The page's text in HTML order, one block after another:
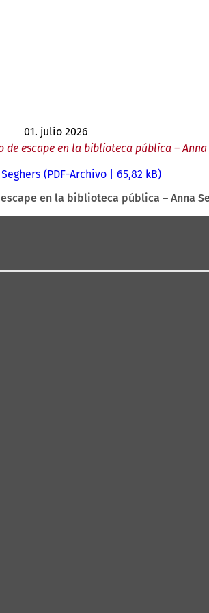
01. julio 2026
de escape en la biblioteca pública – Anna
PDF-Archivo 65,82 kB
en la biblioteca pública – Anna